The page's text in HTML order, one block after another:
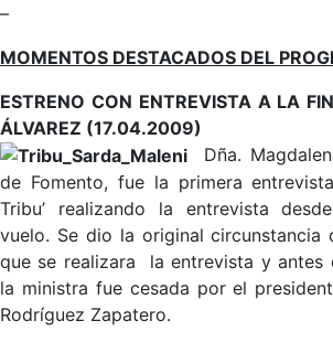
–
MOMENTOS DESTACADOS DEL
ESTRENO CON ENTREVISTA A LA
ÁLVAREZ (17.04.2009)
Dña.
de Fomento, fue la primera
Tribu’ realizando la entrevista
vuelo. Se dio la original circunstancia
que se realizara la entrevista y antes
la ministra fue cesada por el
Rodríguez Zapatero.